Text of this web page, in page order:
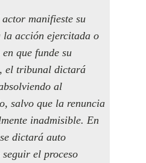
manifieste su
la acción ejercitada o
que funde su
el tribunal dictará
al
salvo que la renuncia
inadmisible. En
dictará auto
seguir el proceso